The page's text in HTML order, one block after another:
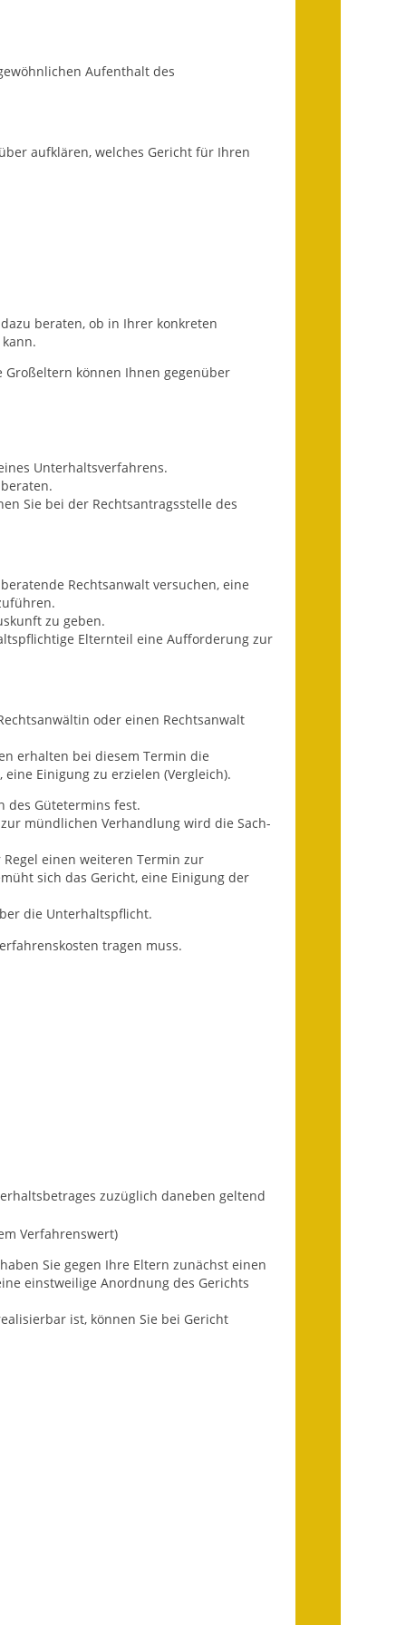
Mitteilungsblatt
Notfallplanung
Umleitungsplan
Behördenadressen
Formulare
Fundbehörde
Gemeinderat
Sitzungsberichte 2016
Getrennte
Abwassergebühr
Grundsteuerreform
Aufenthalt des
aufklären, welches Gericht für Ihren
beraten, ob in Ihrer konkreten
können Ihnen gegenüber
Unterhaltsverfahrens.
Sie bei der Rechtsantragsstelle des
Rechtsanwalt versuchen, eine
zu geben.
Elternteil eine Aufforderung zur
oder einen Rechtsanwalt
erhalten bei diesem Termin die
Einigung zu erzielen (Vergleich).
des Gütetermins fest.
mündlichen Verhandlung wird die Sach-
einen weiteren Termin zur
sich das Gericht, eine Einigung der
die Unterhaltspflicht.
tragen muss.
zuzüglich daneben geltend
Verfahrenswert)
Sie gegen Ihre Eltern zunächst einen
einstweilige Anordnung des Gerichts
ist, können Sie bei Gericht